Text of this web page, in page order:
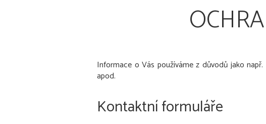
Informace o Vás používáme z důvodů jako
apod.
Kontaktní formuláře